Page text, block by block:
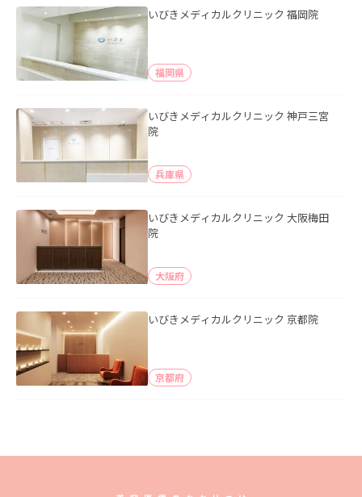
いびきメディカルクリニック 福岡院
福岡県
いびきメディカルクリニック 神戸三宮
院
兵庫県
いびきメディカルクリニック 大阪梅田
院
大阪府
いびきメディカルクリニック 京都院
京都府